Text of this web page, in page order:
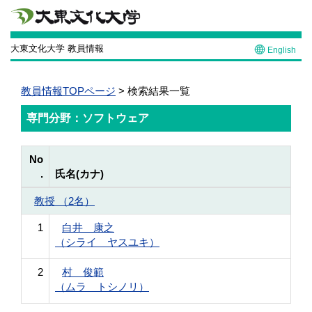
大東文化大学 教員情報 English
教員情報TOPページ > 検索結果一覧
専門分野：ソフトウェア
No
.
氏名(カナ)
教授 （2名）
1
白井 康之
（シライ ヤスユキ）
2
村 俊範
（ムラ トシノリ）